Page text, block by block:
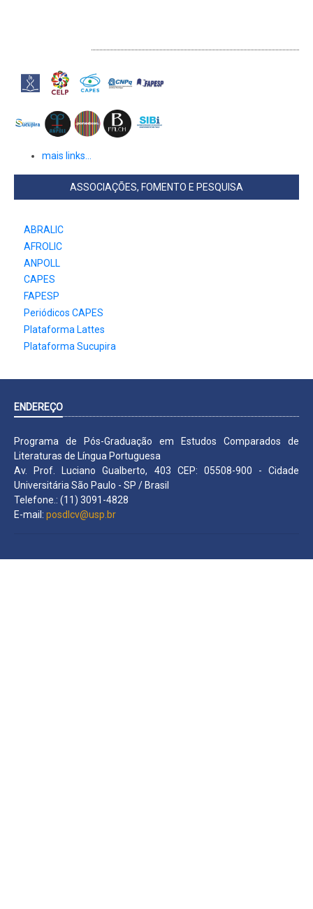
mais links...
ASSOCIAÇÕES, FOMENTO E PESQUISA
ABRALIC
AFROLIC
ANPOLL
CAPES
FAPESP
Periódicos CAPES
Plataforma Lattes
Plataforma Sucupira
ENDEREÇO
Programa de Pós-Graduação em Estudos Comparados de
Literaturas de Língua Portuguesa
Av. Prof. Luciano Gualberto, 403 CEP: 05508-900 - Cidade
Universitária São Paulo - SP / Brasil
Telefone.: (11) 3091-4828
E-mail: posdlcv@usp.br